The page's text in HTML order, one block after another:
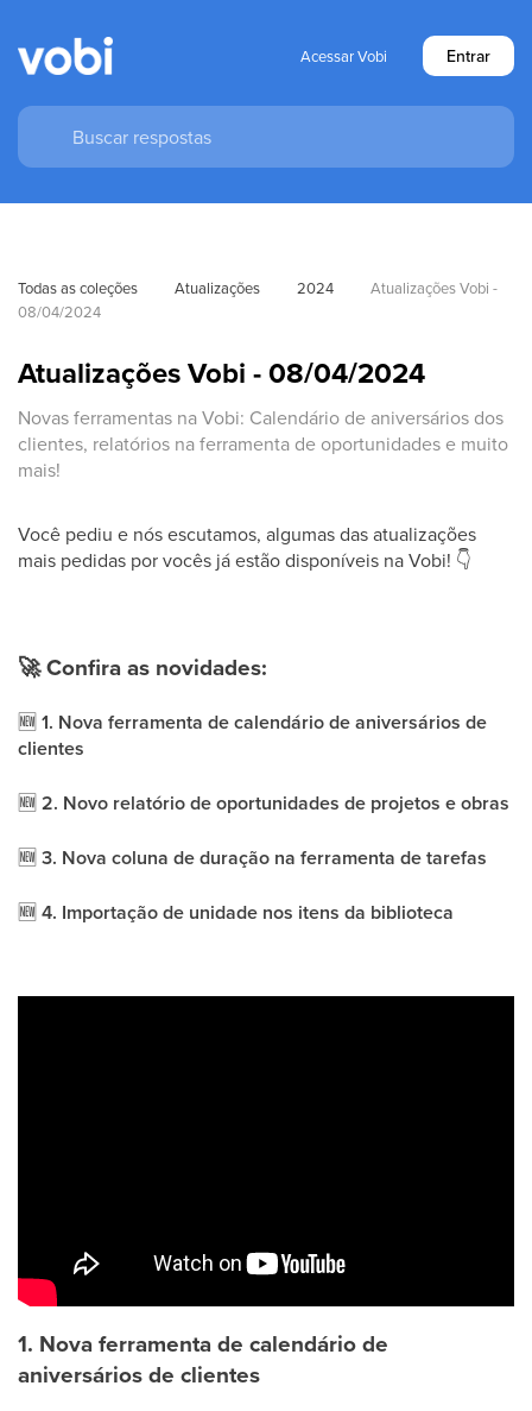
Acessar Vobi Entrar
Todas as coleções Atualizações 2024
Atualizações Vobi -
08/04/2024
Atualizações Vobi - 08/04/2024
Novas ferramentas na Vobi: Calendário de aniversários dos
clientes, relatórios na ferramenta de oportunidades e muito
mais!
Você pediu e nós escutamos, algumas das atualizações
mais pedidas por vocês já estão disponíveis na Vobi! 👇
🚀Confira as novidades:
🆕 1. Nova ferramenta de calendário de aniversários de
clientes
🆕 2. Novo relatório de oportunidades de projetos e obras
🆕 3. Nova coluna de duração na ferramenta de tarefas
🆕 4. Importação de unidade nos itens da biblioteca
1. Nova ferramenta de calendário de
aniversários de clientes